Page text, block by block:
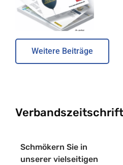
Weitere Beiträge
Schmökern Sie in
unserer vielseitigen